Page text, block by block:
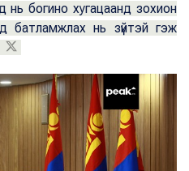
нь богино хугацаанд зохион
батламжлах нь зүйтэй гэж